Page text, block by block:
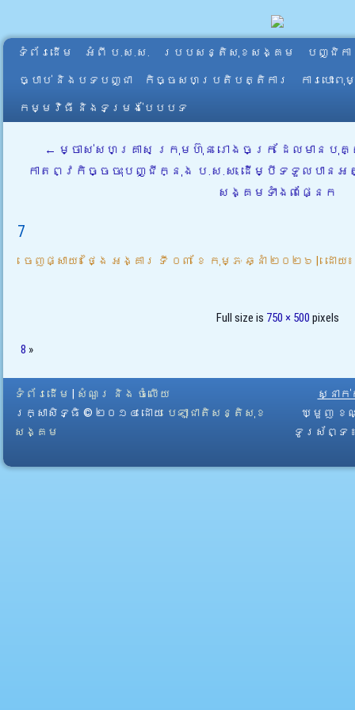
ទំព័រដើម អំពី​ ប.ស.ស. របបសន្តិសុខសង្គម បញ្ជិកា
ច្បាប់ និងបទបញ្ជា កិច្ចសហប្រតិបត្តិការ ការបោះ
កម្មវិធី និងទម្រង់បែបបទ
← ម្ចាស់សហគ្រាស ក្រុមហ៊ុន រោងចក្រ ដែលមានបុគ្
កាតព្វកិច្ចចុះបញ្ជីក្នុង ប.ស.ស. ដើម្បីទទួលបា
សង្គមទាំង៣ផ្នែក
7
ចេញផ្សាយ៖ ថ្ងៃ អង្គារ ទី ០៣ ខែ កុម្ភៈ ឆ្នាំ ២០២៦ | ដោយ៖
Full size is 750 × 500 pixels
8 »
ទំព័រដើម
សំណួរ និង ចំលើយ
រក្សាសិទ្ធិ © ២០១៤ ដោយ​ បេឡាជាតិសន្តិសុខ
សង្គម
ស្នាក់
ឃ្មួញ ខណ្
ទូរស័ព្ទ